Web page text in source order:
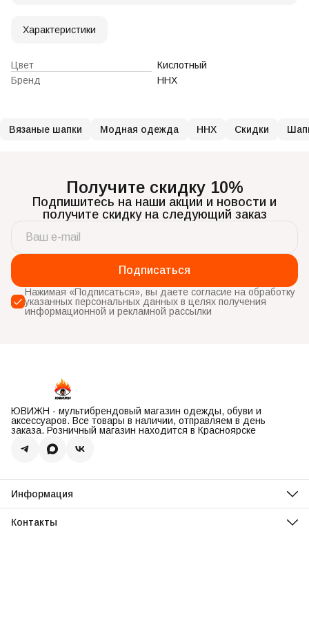
Характеристики
Цвет
Кислотный
Бренд
ННХ
Вязаные шапки Модная одежда ННХ Скидки
Получите скидку 10%
Подпишитесь на наши акции и новости и
получите скидку на следующий заказ
Подписаться
Нажимая «Подписаться», вы даете согласие на обработку
указанных персональных данных в целях получения
информационной и рекламной рассылки
ЮВИЖН - мультибрендовый магазин одежды, обуви и
аксессуаров. Все товары в наличии, отправляем в день
заказа. Розничный магазин находится в Красноярске
Информация
Оплата
Контакты